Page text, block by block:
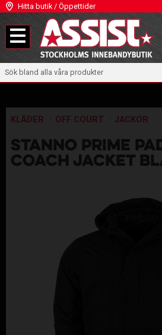
Meny
Hitta butik / Öppettider
KLÄDER OFF COURT JACKOR
STANNO PRIME
COACH JACKET